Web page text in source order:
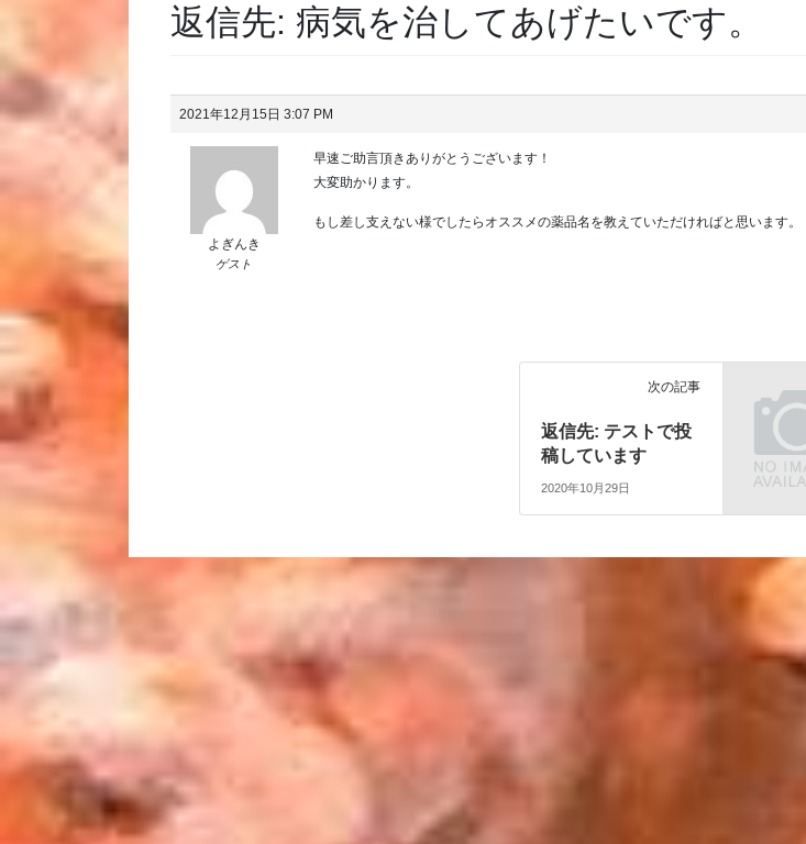
返信先: 病気を治してあげたいです。
2021年12月15日 3:07 PM
よぎんき
ゲスト
早速ご助言頂きありがとうございます！
大変助かります。
もし差し支えない様でしたらオススメの薬品名を教えていただければと思います。
次の記事
返信先: テストで投
稿しています
2020年10月29日